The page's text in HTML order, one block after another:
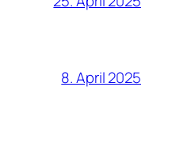
8. April 2025